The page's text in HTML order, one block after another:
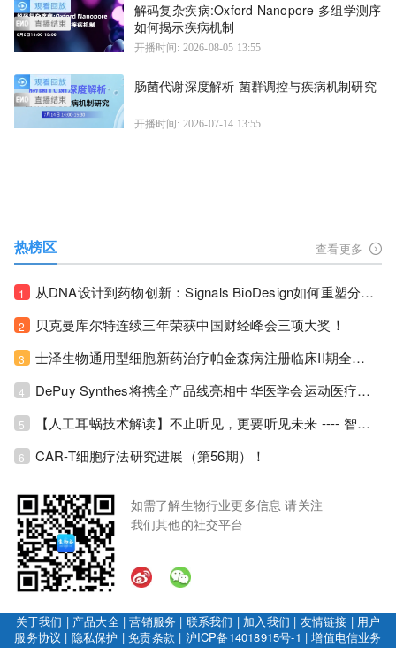
解码复杂疾病:Oxford Nanopore 多组学测序
如何揭示疾病机制
开播时间: 2026-08-05 13:55
肠菌代谢深度解析 菌群调控与疾病机制研究
开播时间: 2026-07-14 13:55
热榜区 查看更多
1 从DNA设计到药物创新：Signals BioDesign如何重塑分子生物学研发生态！
2 贝克曼库尔特连续三年荣获中国财经峰会三项大奖！
3 士泽生物通用型细胞新药治疗帕金森病注册临床II期全部入组完成！
4 DePuy Synthes将携全产品线亮相中华医学会运动医疗分会大会，加码布局中国运动医学创新赛道！
5 【人工耳蜗技术解读】不止听见，更要听见未来 ---- 智能耳蜗，开启人工耳蜗技术新纪元！
6 CAR-T细胞疗法研究进展（第56期）！
如需了解生物行业更多信息 请关注
我们其他的社交平台
关于我们 | 产品大全|营销服务 | 联系我们 | 加入我们 | 友情链接 | 用户
服务协议 | 隐私保护 |免责条款 | 沪ICP备14018915号-1 |增值电信业务